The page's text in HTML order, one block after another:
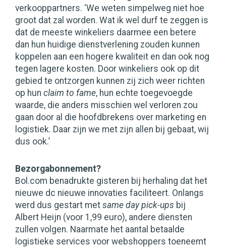
verkooppartners. ‘We weten simpelweg niet hoe
groot dat zal worden. Wat ik wel durf te zeggen is
dat de meeste winkeliers daarmee een betere
dan hun huidige dienstverlening zouden kunnen
koppelen aan een hogere kwaliteit en dan ook nog
tegen lagere kosten. Door winkeliers ook op dit
gebied te ontzorgen kunnen zij zich weer richten
op hun claim to fame, hun echte toegevoegde
waarde, die anders misschien wel verloren zou
gaan door al die hoofdbrekens over marketing en
logistiek. Daar zijn we met zijn allen bij gebaat, wij
dus ook.’
Bezorgabonnement?
Bol.com benadrukte gisteren bij herhaling dat het
nieuwe dc nieuwe innovaties faciliteert. Onlangs
werd dus gestart met same day pick-ups bij
Albert Heijn (voor 1,99 euro), andere diensten
zullen volgen. Naarmate het aantal betaalde
logistieke services voor webshoppers toeneemt